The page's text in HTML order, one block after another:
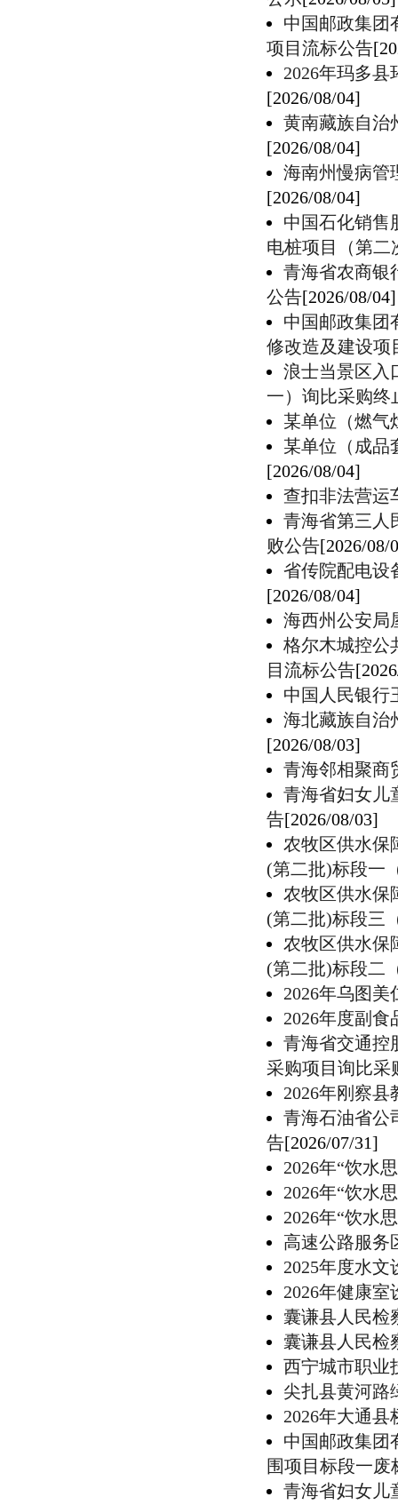
中国邮政集团
项目流标公告
2026年玛多
[2026/08/04]
黄南藏族自治
[2026/08/04]
海南州慢病管
[2026/08/04]
中国石化销售
电桩项目（第二
青海省农商银
公告[2026/08/04]
中国邮政集团
修改造及建设项
浪士当景区入
一）询比采购终
某单位（燃气
某单位（成品
[2026/08/04]
查扣非法营运
青海省第三人
败公告[2026/08/
省传院配电设
[2026/08/04]
海西州公安局
格尔木城控公
目流标公告
中国人民银行
海北藏族自治
[2026/08/03]
青海邻相聚商
青海省妇女儿
告[2026/08/03]
农牧区供水保
(第二批)标段一
农牧区供水保
(第二批)标段三
农牧区供水保
(第二批)标段二
2026年乌图
2026年度副
青海省交通控
采购项目询比采
2026年刚察
青海石油省公
告[2026/07/31]
2026年“饮水
2026年“饮水
2026年“饮水
高速公路服务
2025年度水
2026年健康
囊谦县人民检
囊谦县人民检
西宁城市职业
尖扎县黄河路
2026年大通
中国邮政集团
围项目标段一废
青海省妇女儿